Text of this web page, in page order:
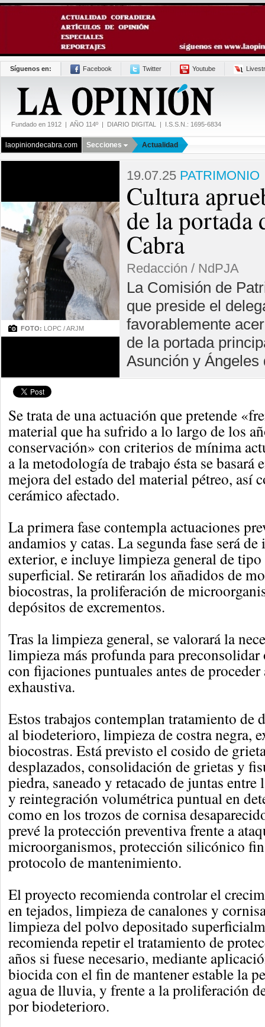
Síguenos en: Facebook Twitter Youtube
Fundado en 1912 | AÑO 114º | DIARIO DIGITAL | I.S.S.N.: 1695-6834
laopiniondecabra.com Secciones Actualidad
FOTO: LOPC / ARJM
19.07.25 PATRIMONIO
Cultura
de la portada
Cabra
Redacción / NdPJA
La Comisión de
que preside el
favorablemente
de la portada
Asunción y Ángeles
Se trata de una actuación que pretende
material que ha sufrido a lo largo de los
conservación» con criterios de mínima
a la metodología de trabajo ésta se basará
mejora del estado del material pétreo, así
cerámico afectado.
La primera fase contempla actuaciones
andamios y catas. La segunda fase será
exterior, e incluye limpieza general de
superficial. Se retirarán los añadidos de
biocostras, la proliferación de
depósitos de excrementos.
Tras la limpieza general, se valorará la
limpieza más profunda para preconsolidar
con fijaciones puntuales antes de
exhaustiva.
Estos trabajos contemplan tratamiento de
al biodeterioro, limpieza de costra negra,
biocostras. Está previsto el cosido de
desplazados, consolidación de grietas y
piedra, saneado y retacado de juntas
y reintegración volumétrica puntual en
como en los trozos de cornisa
prevé la protección preventiva frente a
microorganismos, protección silicónico
protocolo de mantenimiento.
El proyecto recomienda controlar el
en tejados, limpieza de canalones y
limpieza del polvo depositado
recomienda repetir el tratamiento de
años si fuese necesario, mediante
biocida con el fin de mantener estable la
agua de lluvia, y frente a la proliferación
por biodeterioro.